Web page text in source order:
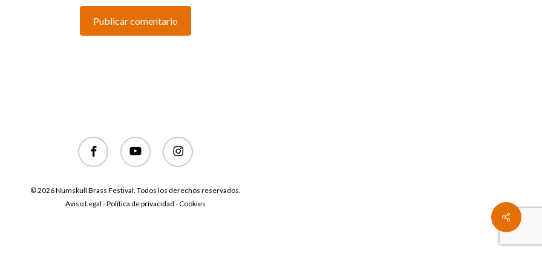
facebook youtube instagram
© 2026 Numskull Brass Festival. Todos los derechos reservados.
Aviso Legal - Política de privacidad - Cookies